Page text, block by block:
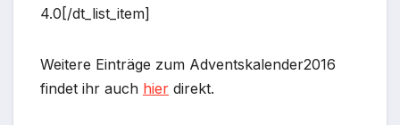
4.0[/dt_list_item]
Weitere Einträge zum Adventskalender2016
findet ihr auch hier direkt.